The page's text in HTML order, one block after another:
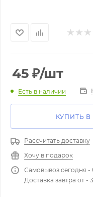
45 ₽/шт
Есть в наличии
КУПИТЬ В
Рассчитать доставку
Хочу в подарок
Самовывоз сегодня -
Доставка завтра от -